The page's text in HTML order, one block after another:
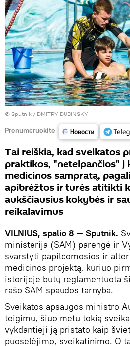
© Sputnik / DMITRY DUBINSKY
Prenumeruokite
Tai reiškia, kad sveikatos
praktikos, "netelpančios" į
medicinos sampratą,
apibrėžtos ir turės atitikti
aukščiausius kokybės ir
reikalavimus
VILNIUS, spalio 8 — Sputnik.
ministerija (SAM) parengė ir
svarstyti papildomosios ir
medicinos projektą, kuriuo
istorijoje būtų reglamentuota
rašo SAM spaudos tarnyba.
Sveikatos apsaugos ministro
teigimu, šiuo metu tokią
vykdantieji ją pristato kaip
puoselėjimo, sveikatinimo. O